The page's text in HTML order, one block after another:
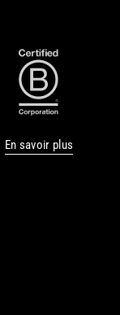
En savoir plus